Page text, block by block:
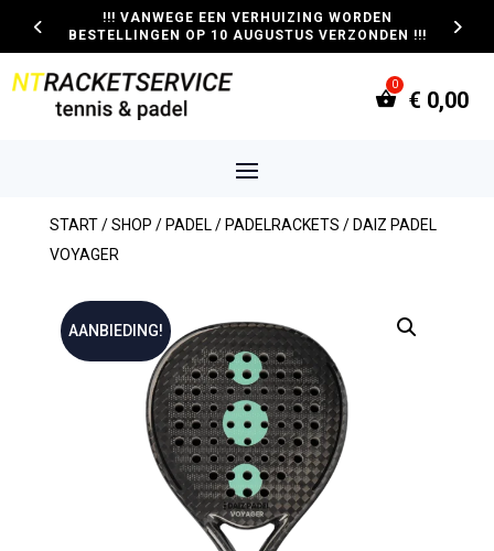
!!! VANWEGE EEN VERHUIZING WORDEN
BESTELLINGEN OP 10 AUGUSTUS VERZONDEN !!!
€ 0,00
START/SHOP / PADEL / PADELRACKETS / DAIZ PADEL
VOYAGER
AANBIEDING!